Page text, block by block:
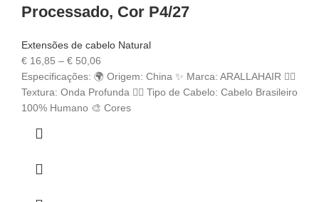
Processado, Cor P4/27
Extensões de cabelo Natural
€ 16,85 – € 50,06
Especificações: 🌍 Origem: China ✨ Marca: ARALLAHAIR 💁‍♀️
Textura: Onda Profunda 💇‍♀️ Tipo de Cabelo: Cabelo Brasileiro
100% Humano 🎨 Cores